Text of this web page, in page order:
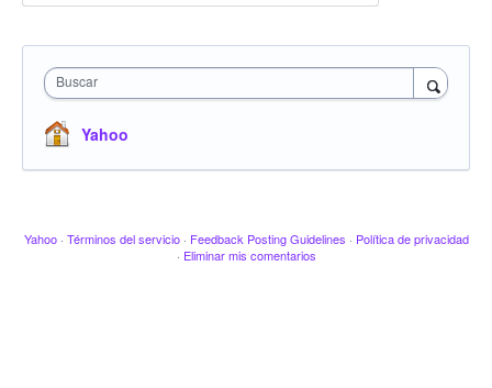
Buscar
Yahoo
Yahoo · Términos del servicio · Feedback Posting Guidelines · Política de privacidad
· Eliminar mis comentarios